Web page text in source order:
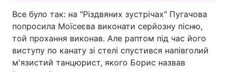
Все було так: на "Різдвяних зустрічах" Пугачова
попросила Моїсеєва виконати серйозну пісню,
той прохання виконав. Але раптом під час його
виступу по канату зі стелі спустився напівголий
м'язистий танцюрист, якого Борис назвав